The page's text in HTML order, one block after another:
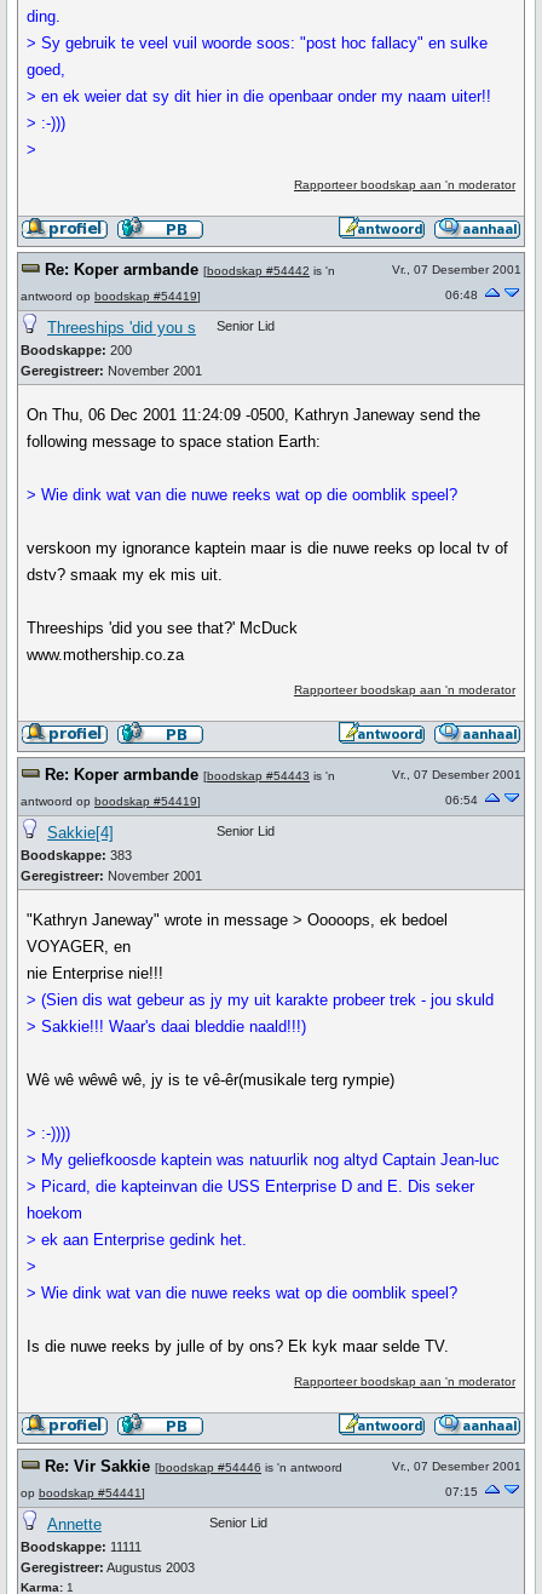
ding.
> Sy gebruik te veel vuil woorde soos: "post hoc fallacy" en sulke
goed,
> en ek weier dat sy dit hier in die openbaar onder my naam uiter!!
> :-)))
>
Rapporteer boodskap aan 'n moderator
Re: Koper armbande [boodskap #54442 is 'n
antwoord op boodskap #54419]
Vr., 07 Desember 2001
06:48
Threeships 'did you s
Boodskappe: 200
Geregistreer: November 2001
Senior Lid
On Thu, 06 Dec 2001 11:24:09 -0500, Kathryn Janeway send the
following message to space station Earth:
> Wie dink wat van die nuwe reeks wat op die oomblik speel?
verskoon my ignorance kaptein maar is die nuwe reeks op local tv of
dstv? smaak my ek mis uit.
Threeships 'did you see that?' McDuck
www.mothership.co.za
Rapporteer boodskap aan 'n moderator
Re: Koper armbande [boodskap #54443 is 'n
antwoord op boodskap #54419]
Vr., 07 Desember 2001
06:54
Sakkie[4]
Boodskappe: 383
Geregistreer: November 2001
Senior Lid
"Kathryn Janeway" wrote in message > Ooooops, ek bedoel
VOYAGER, en
nie Enterprise nie!!!
> (Sien dis wat gebeur as jy my uit karakte probeer trek - jou skuld
> Sakkie!!! Waar's daai bleddie naald!!!)
Wê wê wêwê wê, jy is te vê-êr(musikale terg rympie)
> :-))))
> My geliefkoosde kaptein was natuurlik nog altyd Captain Jean-luc
> Picard, die kapteinvan die USS Enterprise D and E. Dis seker
hoekom
> ek aan Enterprise gedink het.
>
> Wie dink wat van die nuwe reeks wat op die oomblik speel?
Is die nuwe reeks by julle of by ons? Ek kyk maar selde TV.
Rapporteer boodskap aan 'n moderator
Re: Vir Sakkie [boodskap #54446 is 'n antwoord
op boodskap #54441]
Vr., 07 Desember 2001
07:15
Annette
Boodskappe: 11111
Geregistreer: Augustus 2003
Karma: 1
Senior Lid